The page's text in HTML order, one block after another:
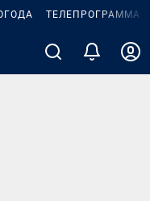
ТЕЛЕПРОГРАММА